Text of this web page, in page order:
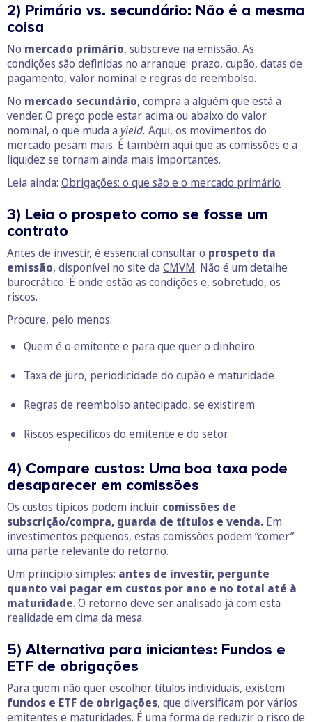
2) Primário vs. secundário: Não é a mesma
coisa
No mercado primário, subscreve na emissão. As
condições são definidas no arranque: prazo, cupão, datas de
pagamento, valor nominal e regras de reembolso.
No mercado secundário, compra a alguém que está a
vender. O preço pode estar acima ou abaixo do valor
nominal, o que muda a yield. Aqui, os movimentos do
mercado pesam mais. É também aqui que as comissões e a
liquidez se tornam ainda mais importantes.
Leia ainda: Obrigações: o que são e o mercado primário
3) Leia o prospeto como se fosse um
contrato
Antes de investir, é essencial consultar o prospeto da
emissão, disponível no site da CMVM. Não é um detalhe
burocrático. É onde estão as condições e, sobretudo, os
riscos.
Procure, pelo menos:
Quem é o emitente e para que quer o dinheiro
Taxa de juro, periodicidade do cupão e maturidade
Regras de reembolso antecipado, se existirem
Riscos específicos do emitente e do setor
4) Compare custos: Uma boa taxa pode
desaparecer em comissões
Os custos típicos podem incluir comissões de
subscrição/compra, guarda de títulos e venda. Em
investimentos pequenos, estas comissões podem “comer”
uma parte relevante do retorno.
Um princípio simples: antes de investir, pergunte
quanto vai pagar em custos por ano e no total até à
maturidade. O retorno deve ser analisado já com esta
realidade em cima da mesa.
5) Alternativa para iniciantes: Fundos e
ETF de obrigações
Para quem não quer escolher títulos individuais, existem
fundos e ETF de obrigações, que diversificam por vários
emitentes e maturidades. É uma forma de reduzir o risco de